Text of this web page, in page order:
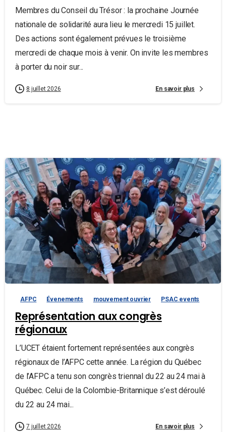
Membres du Conseil du Trésor : la prochaine Journée
nationale de solidarité aura lieu le mercredi 15 juillet.
Des actions sont également prévues le troisième
mercredi de chaque mois à venir. On invite les membres
à porter du noir sur...
8 juillet 2026 En savoir plus
AFPC Évenements mouvement ouvrier PSAC events
Représentation aux congrès
régionaux
L’UCET étaient fortement représentées aux congrès
régionaux de l’AFPC cette année. La région du Québec
de l’AFPC a tenu son congrès triennal du 22 au 24 mai à
Québec. Celui de la Colombie-Britannique s’est déroulé
du 22 au 24 mai...
7 juillet 2026 En savoir plus